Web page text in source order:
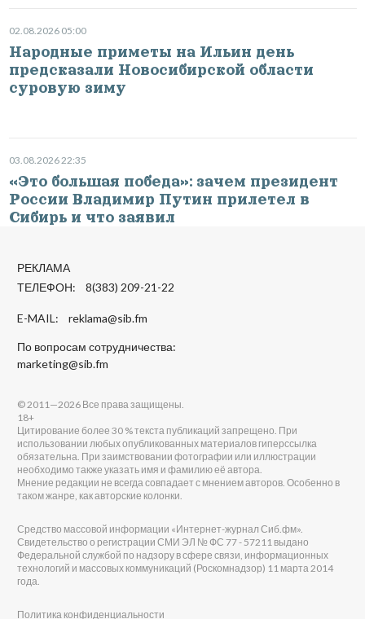
02.08.2026 05:00
Народные приметы на Ильин день
предсказали Новосибирской области
суровую зиму
03.08.2026 22:35
«Это большая победа»: зачем президент
России Владимир Путин прилетел в
Сибирь и что заявил
РЕКЛАМА
ТЕЛЕФОН: 8(383) 209-21-22
E-MAIL: reklama@sib.fm
По вопросам сотрудничества:
marketing@sib.fm
© 2011—2026 Все права защищены.
18+
Цитирование более 30 % текста публикаций запрещено. При
использовании любых опубликованных материалов гиперссылка
обязательна. При заимствовании фотографии или иллюстрации
необходимо также указать имя и фамилию её автора.
Мнение редакции не всегда совпадает с мнением авторов. Особенно в
таком жанре, как авторские колонки.
Средство массовой информации «Интернет-журнал Сиб.фм».
Свидетельство о регистрации СМИ ЭЛ № ФС 77 - 57211 выдано
Федеральной службой по надзору в сфере связи, информационных
технологий и массовых коммуникаций (Роскомнадзор) 11 марта 2014
года.
Политика конфиденциальности